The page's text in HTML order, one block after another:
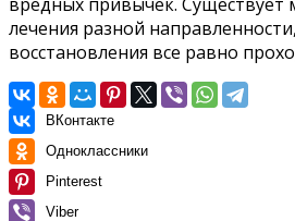
лечения разной
восстановления все равно
ВКонтакте
Одноклассники
Pinterest
Viber